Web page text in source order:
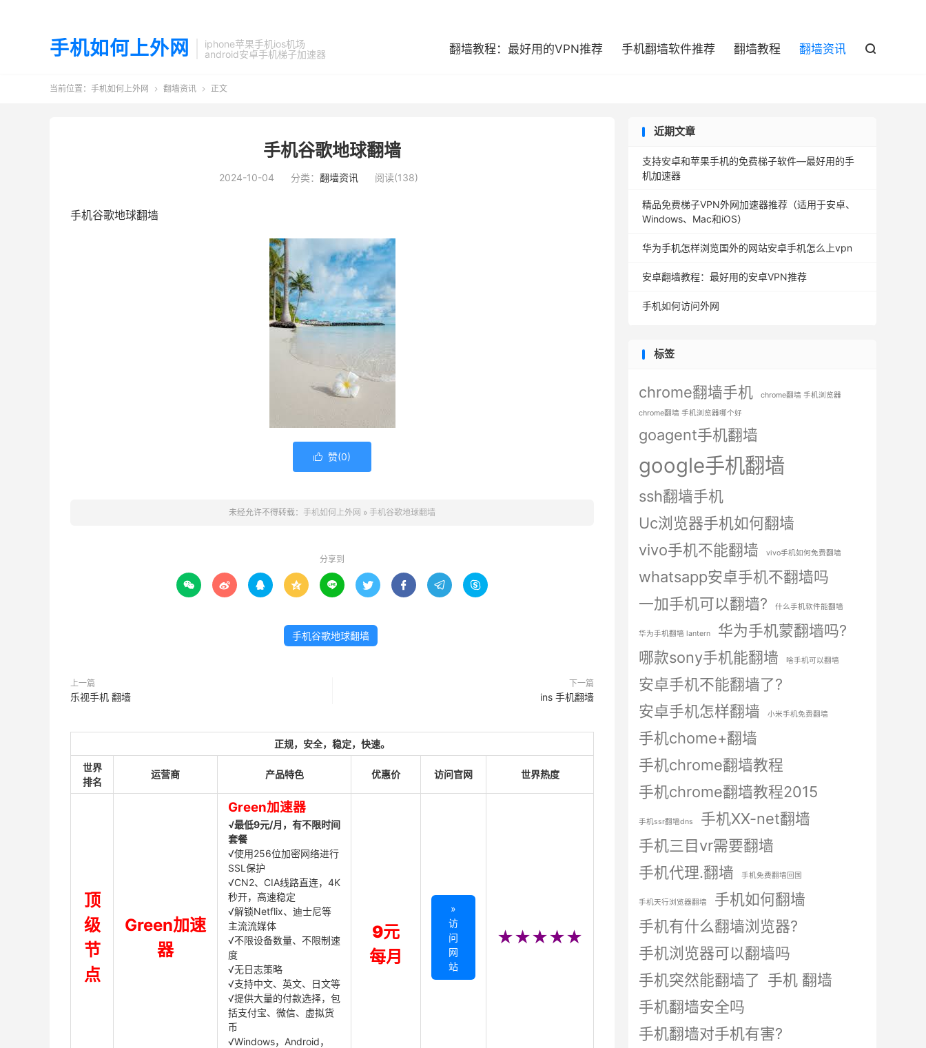
手机如何上外网
iphone苹果手机ios机场
android安卓手机梯子加速器
翻墙教程：最好用的VPN推荐 手机翻墙软件推荐 翻墙教程 翻墙资讯 
当前位置： 手机如何上外网  翻墙资讯  正文
手机谷歌地球翻墙
2024-10-04 分类： 翻墙资讯 阅读(138)
手机谷歌地球翻墙
 赞(0)
未经允许不得转载： 手机如何上外网 » 手机谷歌地球翻墙
分享到
        
手机谷歌地球翻墙
上一篇
乐视手机 翻墙
下一篇
ins 手机翻墙
正规，安全，稳定，快速。
世界
排名
运营商 产品特色 优惠价 访问官网 世界热度
顶
级
节
点
Green加速
器
Green加速器
√最低9元/月，有不限时间
套餐
√使用256位加密网络进行
SSL保护
√CN2、CIA线路直连，4K
秒开，高速稳定
√解锁Netflix、迪士尼等
主流流媒体
√不限设备数量、不限制速
度
√无日志策略
√支持中文、英文、日文等
√提供大量的付款选择，包
括支付宝、微信、虚拟货
币
√Windows，Android，
9元
每月
»
访
问
网
站
★★★★★
近期文章
支持安卓和苹果手机的免费梯子软件—最好用的手
机加速器
精品免费梯子VPN外网加速器推荐（适用于安卓、
Windows、Mac和iOS）
华为手机怎样浏览国外的网站安卓手机怎么上vpn
安卓翻墙教程：最好用的安卓VPN推荐
手机如何访问外网
标签
chrome翻墙手机
chrome翻墙 手机浏览器
chrome翻墙 手机浏览器哪个好
goagent手机翻墙
google手机翻墙
ssh翻墙手机
Uc浏览器手机如何翻墙
vivo手机不能翻墙
vivo手机如何免费翻墙
whatsapp安卓手机不翻墙吗
一加手机可以翻墙?
什么手机软件能翻墙
华为手机翻墙 lantern
华为手机蒙翻墙吗?
哪款sony手机能翻墙
啥手机可以翻墙
安卓手机不能翻墙了?
安卓手机怎样翻墙
小米手机免费翻墙
手机chome+翻墙
手机chrome翻墙教程
手机chrome翻墙教程2015
手机ssr翻墙dns
手机XX-net翻墙
手机三目vr需要翻墙
手机代理.翻墙
手机免费翻墙回国
手机天行浏览器翻墙
手机如何翻墙
手机有什么翻墙浏览器?
手机浏览器可以翻墙吗
手机突然能翻墙了 手机 翻墙
手机翻墙安全吗
手机翻墙对手机有害?